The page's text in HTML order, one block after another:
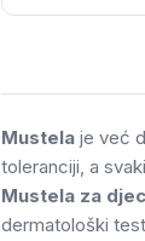
Mustela je već
toleranciji, a
Mustela za
dermatološki